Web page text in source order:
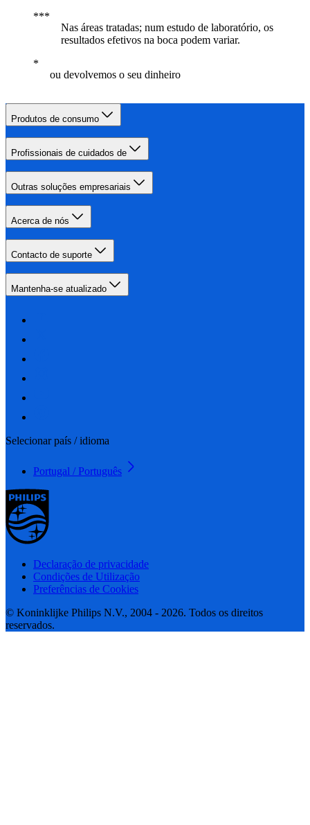
Nas áreas tratadas; num estudo de laboratório, os
resultados efetivos na boca podem variar.
ou devolvemos o seu dinheiro
Produtos de consumo
Profissionais de cuidados de
Outras soluções empresariais
Acerca de nós
Contacto de suporte
Mantenha-se atualizado
Selecionar país / idioma
Portugal / Português
Declaração de privacidade
Condições de Utilização
Preferências de Cookies
© Koninklijke Philips N.V., 2004 - 2026. Todos os direitos
reservados.